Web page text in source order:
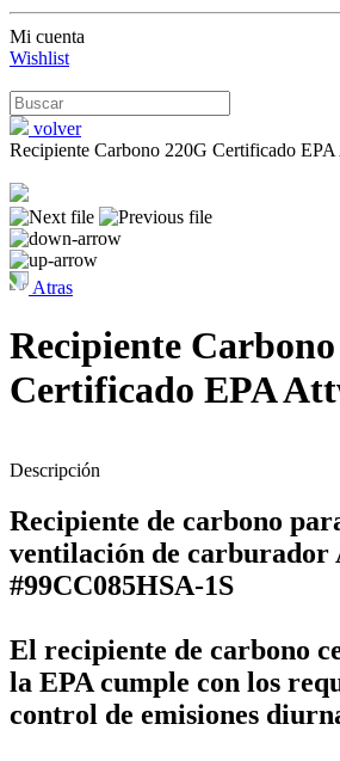
Mi cuenta
Wishlist
volver
Recipiente Carbono 220G Certificado
Atras
Recipiente
Certificado EPA
Descripción
Recipiente de carbono
ventilación de carburador
#99CC085HSA-1S
El recipiente de carbono
la EPA cumple con los
control de emisiones